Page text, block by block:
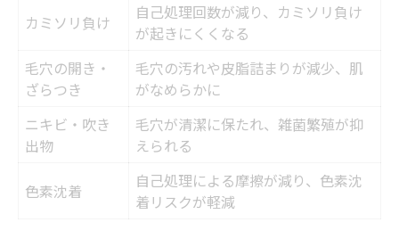
カミソリ負け
自己処理回数が減り、カミソリ負け
が起きにくくなる
毛穴の開き・
ざらつき
毛穴の汚れや皮脂詰まりが減少、肌
がなめらかに
ニキビ・吹き
出物
毛穴が清潔に保たれ、雑菌繁殖が抑
えられる
色素沈着
自己処理による摩擦が減り、色素沈
着リスクが軽減